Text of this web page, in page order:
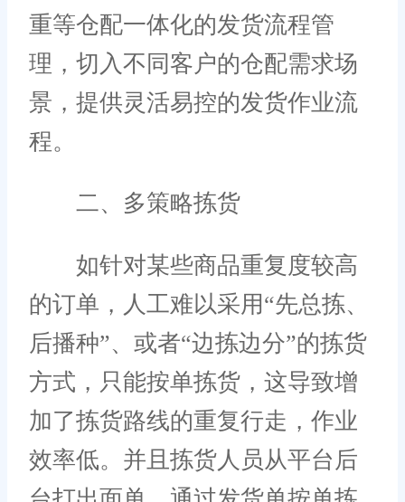
重等仓配一体化的发货流程管
理，切入不同客户的仓配需求场
景，提供灵活易控的发货作业流
程。
二、多策略拣货
如针对某些商品重复度较高
的订单，人工难以采用“先总拣、
后播种”、或者“边拣边分”的拣货
方式，只能按单拣货，这导致增
加了拣货路线的重复行走，作业
效率低。并且拣货人员从平台后